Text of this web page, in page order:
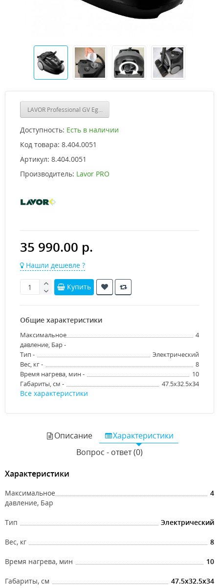
LAVOR Professional GV Egon VAC 4.1 Plus
Доступность: Есть в наличии
Код товара: 8.404.0051
Артикул: 8.404.0051
Производитель: Lavor PRO
35 990.00 р.
Нашли дешевле ?
Купить
Общие характеристики
Максимальное
давление, Бар -
4
Тип -
Электрический
Вес, кг -
8
Время нагрева, мин -
10
Габариты, см -
47.5x32.5x34
Все характеристики
Описание
Характеристики
Вопрос - ответ (0)
Характеристики
Максимальное
давление, Бар
4
Тип Электрический
Вес, кг 8
Время нагрева, мин 10
Габариты, см 47.5x32.5x34